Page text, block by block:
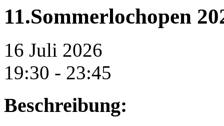
11.Sommerlochopen
16 Juli 2026
19:30 - 23:45
Beschreibung: